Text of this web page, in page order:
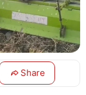
Share